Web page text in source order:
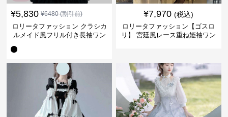
¥5,830 ¥6480(割引前)
ロリータファッション クラシカ
ルメイド風フリル付き長袖ワン
¥7,970 (税込)
ロリータファッション【ゴスロ
リ】 宮廷風レース重ね姫袖ワン